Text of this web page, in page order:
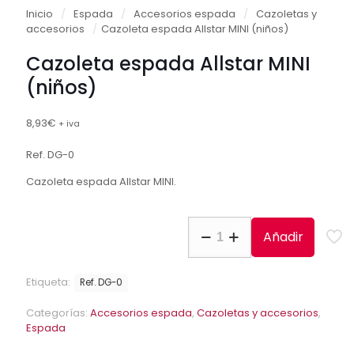
Inicio / Espada / Accesorios espada / Cazoletas y
accesorios
/ Cazoleta espada Allstar MINI (niños)
Cazoleta espada Allstar MINI
(niños)
8,93€ + iva
Ref. DG-0
Cazoleta espada Allstar MINI.
espada
Allstar
Añadir
Etiqueta: Ref. DG-0
Categorías: Accesorios espada, Cazoletas y accesorios,
Espada